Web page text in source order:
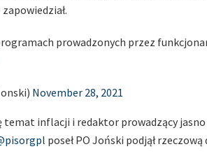
prowadzonych przez
November 28, 2021
temat inflacji i redaktor prowadzący
poseł PO Joński podjął